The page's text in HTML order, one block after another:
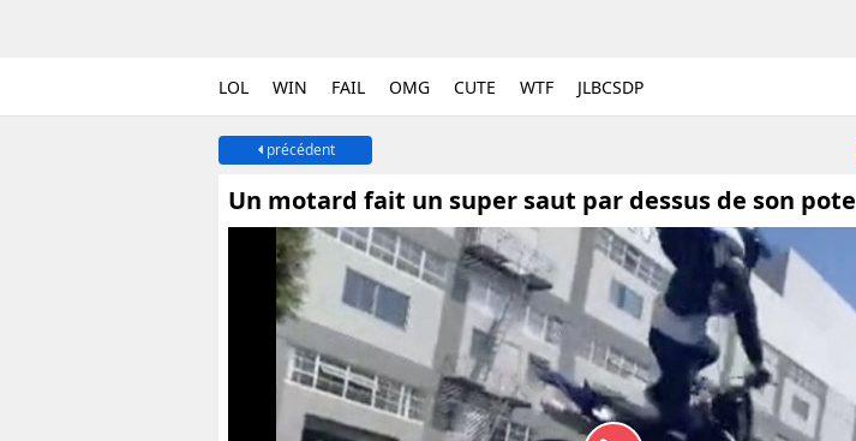
LOL WIN FAIL OMG CUTE WTF JLBCSDP
précédent
Un motard fait un super saut par dessus de son pote